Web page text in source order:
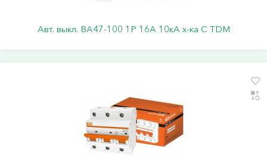
Авт. выкл. ВА47-100 1Р 16А 10кА х-ка С TDM